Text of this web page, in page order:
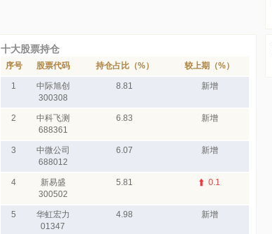
十大股票持仓
序号 股票代码 持仓占比（%） 较上期（%）
1
中际旭创
300308
8.81 新增
2
中科飞测
688361
6.83 新增
3
中微公司
688012
6.07 新增
4
新易盛
300502
5.81 0.1
5
华虹宏力
01347
4.98 新增